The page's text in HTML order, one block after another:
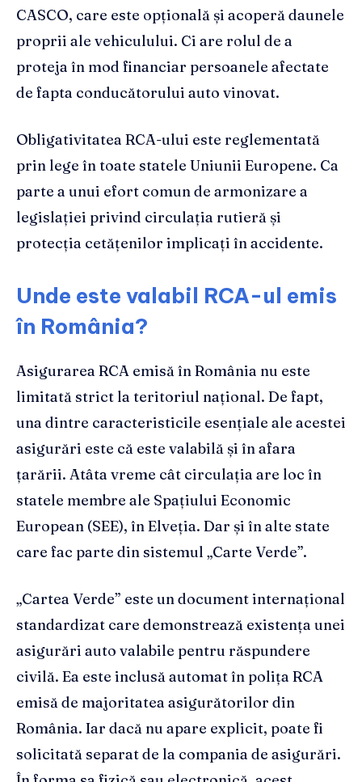
CASCO, care este opțională și acoperă daunele
proprii ale vehiculului. Ci are rolul de a
proteja în mod financiar persoanele afectate
de fapta conducătorului auto vinovat.
Obligativitatea RCA-ului este reglementată
prin lege în toate statele Uniunii Europene. Ca
parte a unui efort comun de armonizare a
legislației privind circulația rutieră și
protecția cetățenilor implicați în accidente.
Unde este valabil RCA-ul emis
în România?
Asigurarea RCA emisă în România nu este
limitată strict la teritoriul național. De fapt,
una dintre caracteristicile esențiale ale acestei
asigurări este că este valabilă și în afara
țarării. Atâta vreme cât circulația are loc în
statele membre ale Spațiului Economic
European (SEE), în Elveția. Dar și în alte state
care fac parte din sistemul „Carte Verde”.
„Cartea Verde” este un document internațional
standardizat care demonstrează existența unei
asigurări auto valabile pentru răspundere
civilă. Ea este inclusă automat în polița RCA
emisă de majoritatea asigurătorilor din
România. Iar dacă nu apare explicit, poate fi
solicitată separat de la compania de asigurări.